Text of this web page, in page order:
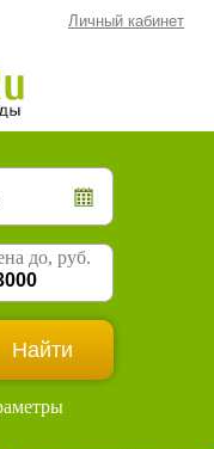
Личный кабинет
до, руб.